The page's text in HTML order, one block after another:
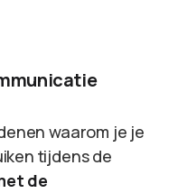
waarom je je
tijdens de
de